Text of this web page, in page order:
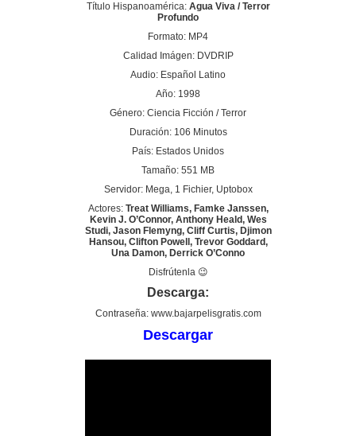
Título Hispanoamérica:Agua Viva / Terror
Profundo
Formato: MP4
Calidad Imágen: DVDRIP
Audio: Español Latino
Año: 1998
Género: Ciencia Ficción / Terror
Duración: 106 Minutos
País: Estados Unidos
Tamaño: 551 MB
Servidor: Mega, 1 Fichier, Uptobox
Actores: Treat Williams, Famke Janssen,
Kevin J. O’Connor, Anthony Heald, Wes
Studi, Jason Flemyng, Cliff Curtis, Djimon
Hansou, Clifton Powell, Trevor Goddard,
Una Damon, Derrick O’Conno
Disfrútenla 😉
Descarga:
Contraseña: www.bajarpelisgratis.com
Descargar